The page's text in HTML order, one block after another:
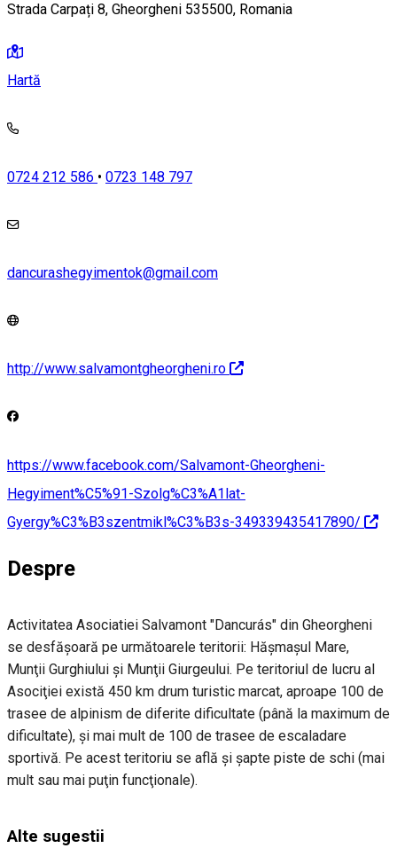
Strada Carpați 8, Gheorgheni 535500, Romania
Hartă
0724 212 586 • 0723 148 797
dancurashegyimentok@gmail.com
http://www.salvamontgheorgheni.ro
https://www.facebook.com/Salvamont-Gheorgheni-
Hegyiment%C5%91-Szolg%C3%A1lat-
Gyergy%C3%B3szentmikl%C3%B3s-349339435417890/
Despre
Activitatea Asociatiei Salvamont "Dancurás" din Gheorgheni
se desfăşoară pe următoarele teritorii: Hăşmaşul Mare,
Munţii Gurghiului şi Munţii Giurgeului. Pe teritoriul de lucru al
Asociţiei există 450 km drum turistic marcat, aproape 100 de
trasee de alpinism de diferite dificultate (până la maximum de
dificultate), şi mai mult de 100 de trasee de escaladare
sportivă. Pe acest teritoriu se află şi şapte piste de schi (mai
mult sau mai puţin funcţionale).
Alte sugestii